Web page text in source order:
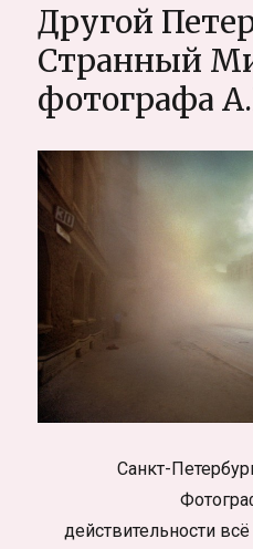
Другой
Странный
фотографа
Санкт-
действительности